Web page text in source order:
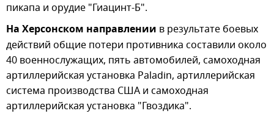
пикапа и орудие "Гиацинт-Б".
На Херсонском направлении в результате боевых
действий общие потери противника составили около
40 военнослужащих, пять автомобилей, самоходная
артиллерийская установка Paladin, артиллерийская
система производства США и самоходная
артиллерийская установка "Гвоздика".